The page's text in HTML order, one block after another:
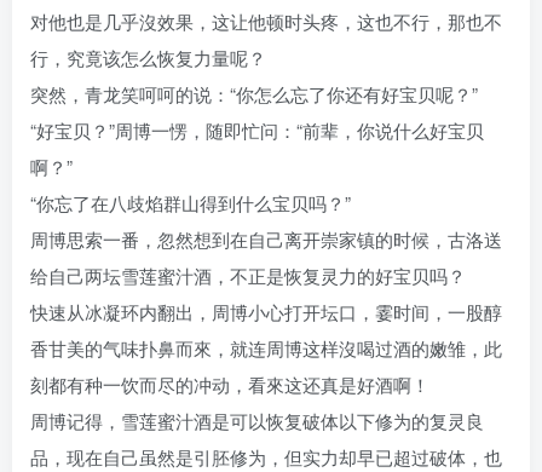
对他也是几乎沒效果，这让他顿时头疼，这也不行，那也不
行，究竟该怎么恢复力量呢？
突然，青龙笑呵呵的说：“你怎么忘了你还有好宝贝呢？”
“好宝贝？”周博一愣，随即忙问：“前辈，你说什么好宝贝
啊？”
“你忘了在八歧焰群山得到什么宝贝吗？”
周博思索一番，忽然想到在自己离开崇家镇的时候，古洛送
给自己两坛雪莲蜜汁酒，不正是恢复灵力的好宝贝吗？
快速从冰凝环内翻出，周博小心打开坛口，霎时间，一股醇
香甘美的气味扑鼻而來，就连周博这样沒喝过酒的嫩雏，此
刻都有种一饮而尽的冲动，看來这还真是好酒啊！
周博记得，雪莲蜜汁酒是可以恢复破体以下修为的复灵良
品，现在自己虽然是引胚修为，但实力却早已超过破体，也